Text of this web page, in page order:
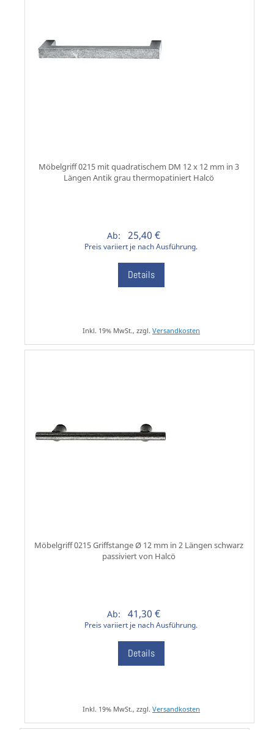
Möbelgriff 0215 mit quadratischem DM 12 x 12 mm in 3
Längen Antik grau thermopatiniert Halcö
Ab: 25,40 €
Preis variiert je nach Ausführung.
Details
Inkl. 19% MwSt., zzgl. Versandkosten
Möbelgriff 0215 Griffstange Ø 12 mm in 2 Längen schwarz
passiviert von Halcö
Ab: 41,30 €
Preis variiert je nach Ausführung.
Details
Inkl. 19% MwSt., zzgl. Versandkosten